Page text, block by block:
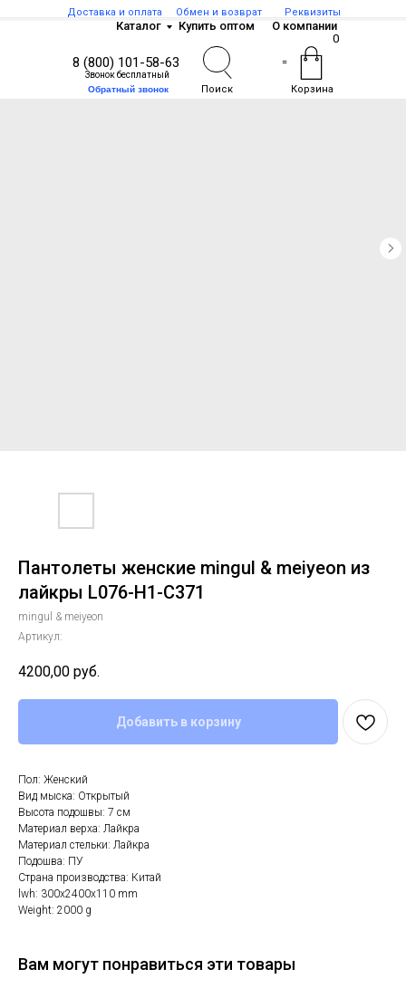
8 (800) 101-58-63
Звонок бесплатный
Каталог Купить оптом О компании
Доставка и оплата Обмен и возврат Реквизиты
0
=
Обратный звонок Поиск Корзина
Пантолеты женские mingul & meiyeon из
лайкры L076-H1-C371
mingul & meiyeon
Артикул:
4200,00 руб.
Добавить в корзину
Пол: Женский
Вид мыска: Открытый
Высота подошвы: 7 см
Материал верха: Лайкра
Материал стельки: Лайкра
Подошва: ПУ
Страна производства: Китай
lwh: 300x2400x110 mm
Weight: 2000 g
Вам могут понравиться эти товары